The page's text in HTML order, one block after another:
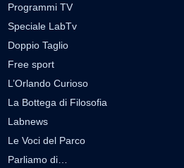
Programmi TV
Speciale LabTv
Doppio Taglio
Free sport
L’Orlando Curioso
La Bottega di Filosofia
Labnews
Le Voci del Parco
Parliamo di…